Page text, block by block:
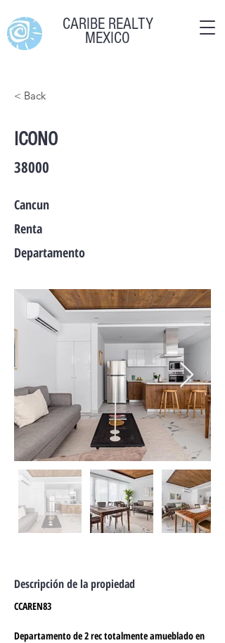
CARIBE REALTY
MEXICO
< Back
ICONO
38000
Cancun
Renta
Departamento
Descripción de la propiedad
CCAREN83
Departamento de 2 rec totalmente amueblado en